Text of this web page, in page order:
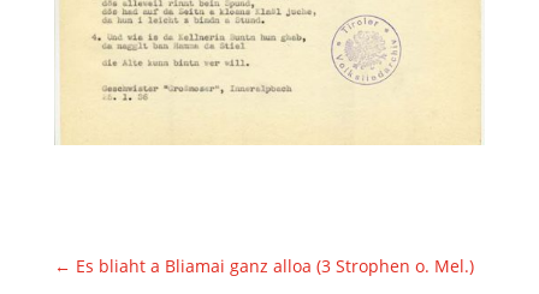
← Es bliaht a Bliamai ganz alloa (3 Strophen o. Mel.)